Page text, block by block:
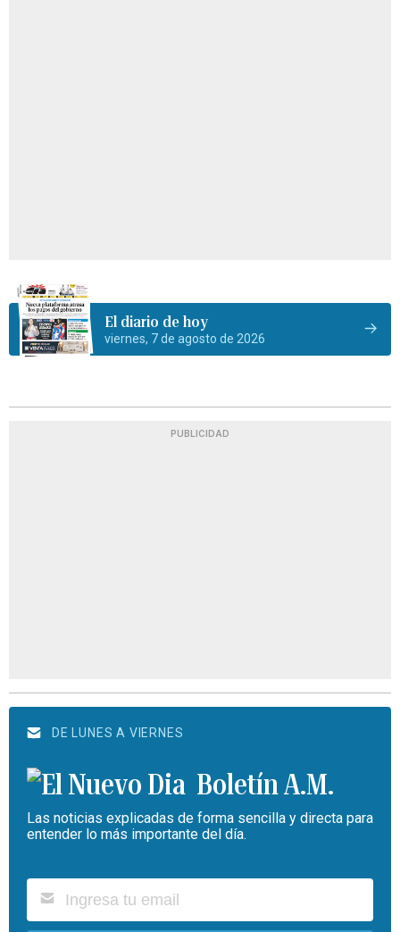
El diario de hoy
viernes, 7 de agosto de 2026
PUBLICIDAD
DE LUNES A VIERNES
Boletín A.M.
Las noticias explicadas de forma sencilla y directa para
entender lo más importante del día.